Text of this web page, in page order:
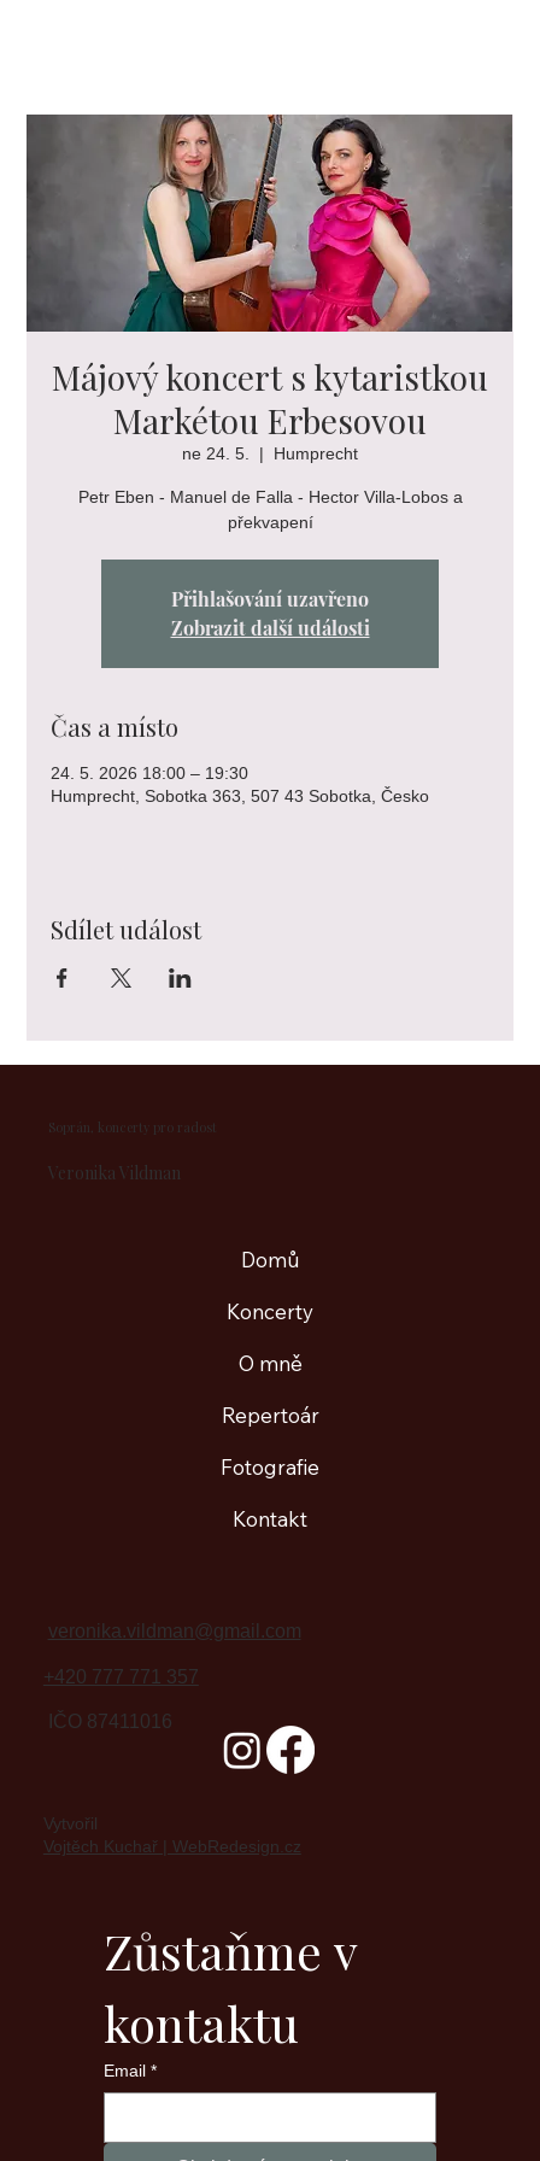
Májový koncert s kytaristkou
Markétou Erbesovou
ne 24. 5.
  |
Humprecht
Petr Eben - Manuel de Falla - Hector Villa-Lobos a
překvapení
Přihlašování uzavřeno
Zobrazit další události
Čas a místo
24. 5. 2026 18:00 – 19:30
Humprecht, Sobotka 363, 507 43 Sobotka, Česko
Sdílet událost
​Veronika Vildman
Soprán, koncerty pro radost
+420 777 771 357
veronika.vildman@gmail.com
IČO 87411016
Domů
Koncerty
O mně
Repertoár
Fotografie
Kontakt
Zůstaňme v
kontaktu
Email *
Vytvořil
Vojtěch Kuchař | WebRedesign.cz